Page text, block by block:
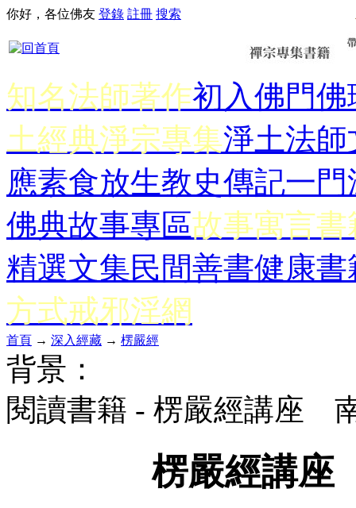
你好，各位佛友 登錄 註冊 搜索
知名法師著作初入佛門佛
土經典淨宗專集淨土法師
應素食放生教史傳記一門
佛典故事專區故事寓言書
精選文集民間善書健康書
方式戒邪淫網
首頁 → 深入經藏 → 楞嚴經
背景：
閱讀書籍 - 楞嚴經講座
楞嚴經講